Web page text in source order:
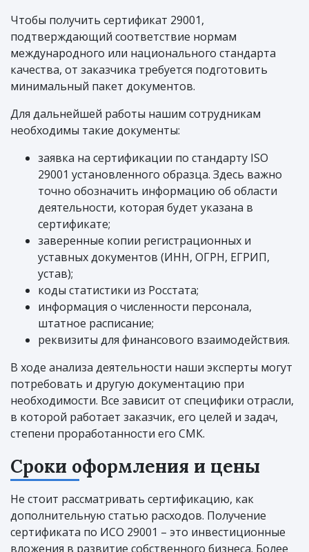
Чтобы получить сертификат 29001,
подтверждающий соответствие нормам
международного или национального стандарта
качества, от заказчика требуется подготовить
минимальный пакет документов.
Для дальнейшей работы нашим сотрудникам
необходимы такие документы:
заявка на сертификации по стандарту ISO
29001 установленного образца. Здесь важно
точно обозначить информацию об области
деятельности, которая будет указана в
сертификате;
заверенные копии регистрационных и
уставных документов (ИНН, ОГРН, ЕГРИП,
устав);
коды статистики из Росстата;
информация о численности персонала,
штатное расписание;
реквизиты для финансового взаимодействия.
В ходе анализа деятельности наши эксперты могут
потребовать и другую документацию при
необходимости. Все зависит от специфики отрасли,
в которой работает заказчик, его целей и задач,
степени проработанности его СМК.
Сроки оформления и цены
Не стоит рассматривать сертификацию, как
дополнительную статью расходов. Получение
сертификата по ИСО 29001 – это инвестиционные
вложения в развитие собственного бизнеса. Более